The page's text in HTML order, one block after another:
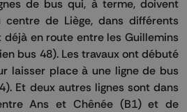
de bus qui, à terme, doivent
de Liège, dans différents
déjà en route entre les Guillemins
bus 48). Les travaux ont débuté
laisser place à une ligne de bus
Et deux autres lignes sont dans
Ans et Chênée (B1) et de